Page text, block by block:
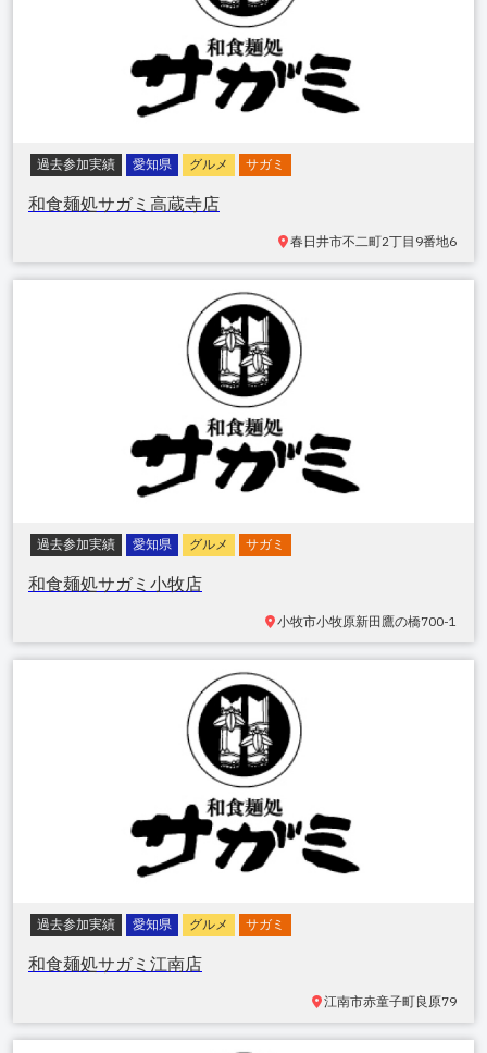
過去参加実績 愛知県 グルメ サガミ
和食麺処サガミ高蔵寺店
春日井市不二町2丁目9番地6
過去参加実績 愛知県 グルメ サガミ
和食麺処サガミ小牧店
小牧市小牧原新田 鷹の橋700-1
過去参加実績 愛知県 グルメ サガミ
和食麺処サガミ江南店
江南市赤童子町良原79